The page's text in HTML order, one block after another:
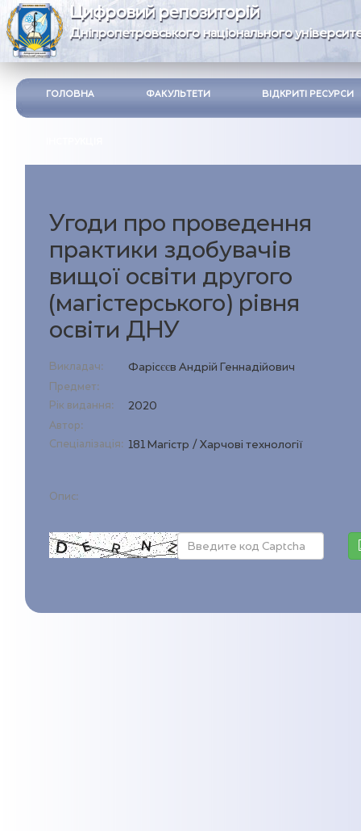
Цифровий репозиторій
Дніпропетровського національного
ГОЛОВНА ФАКУЛЬТЕТИ ВІДКРИТІ РЕСУРСИ
Угоди про проведення
практики здобувачів
вищої освіти другого
(магістерського) рівня
освіти ДНУ
Викладач: Фарісєєв Андрій Геннадійович
Предмет:
Рік видання:
2020
Автор:
Спеціалізація: 181 Магістр / Харчові технології
Опис: